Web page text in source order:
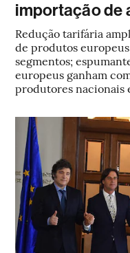
importação de
Redução tarifária
de produtos
segmentos;
europeus ganham
produtores nacionais